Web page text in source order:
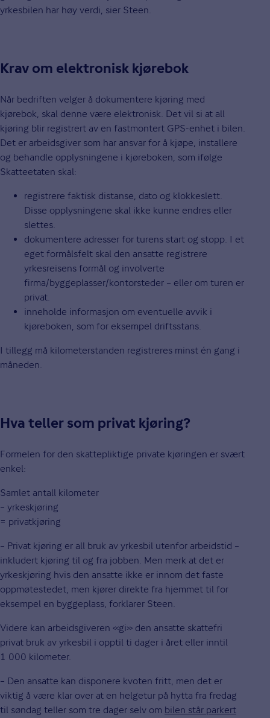
yrkesbilen har høy verdi, sier Steen.
Krav om elektronisk kjørebok
Når bedriften velger å dokumentere kjøring med
kjørebok, skal denne være elektronisk. Det vil si at all
kjøring blir registrert av en fastmontert GPS-enhet i bilen.
Det er arbeidsgiver som har ansvar for å kjøpe, installere
og behandle opplysningene i kjøreboken, som ifølge
Skatteetaten skal:
registrere faktisk distanse, dato og klokkeslett.
Disse opplysningene skal ikke kunne endres eller
slettes.
dokumentere adresser for turens start og stopp. I et
eget formålsfelt skal den ansatte registrere
yrkesreisens formål og involverte
firma/byggeplasser/kontorsteder – eller om turen er
privat.
inneholde informasjon om eventuelle avvik i
kjøreboken, som for eksempel driftsstans.
I tillegg må kilometerstanden registreres minst én gang i
måneden.
Hva teller som privat kjøring?
Formelen for den skattepliktige private kjøringen er svært
enkel:
Samlet antall kilometer
– yrkeskjøring
= privatkjøring
– Privat kjøring er all bruk av yrkesbil utenfor arbeidstid –
inkludert kjøring til og fra jobben. Men merk at det er
yrkeskjøring hvis den ansatte ikke er innom det faste
oppmøtestedet, men kjører direkte fra hjemmet til for
eksempel en byggeplass, forklarer Steen.
Videre kan arbeidsgiveren «gi» den ansatte skattefri
privat bruk av yrkesbil i opptil ti dager i året eller inntil
1 000 kilometer.
– Den ansatte kan disponere kvoten fritt, men det er
viktig å være klar over at en helgetur på hytta fra fredag
til søndag teller som tre dager selv om bilen står parkert